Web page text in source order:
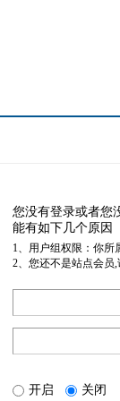
您没有登录或者您
能有如下几个原因
1、用户组权限：你所
2、您还不是站点会员
开启 关闭